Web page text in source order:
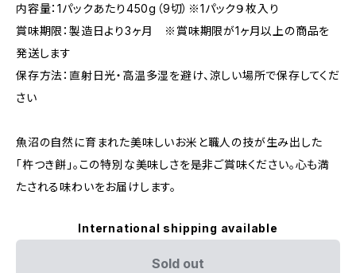
内容量：1パックあたり450g（9切）※1パック９枚入り
賞味期限：製造日より3ヶ月 ※賞味期限が1ヶ月以上の商品を
発送します
保存方法：直射日光・高温多湿を避け、涼しい場所で保存してくだ
さい
魚沼の自然に育まれた美味しいお米と職人の技が生み出した
「杵つき餅」。この特別な美味しさを是非ご賞味ください。心も満
たされる味わいをお届けします。
International shipping available
Sold out